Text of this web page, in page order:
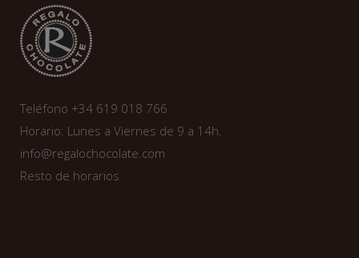
Teléfono +34 619 018 766
Horario: Lunes a Viernes de 9 a 14h.
info@regalochocolate.com
Resto de horarios